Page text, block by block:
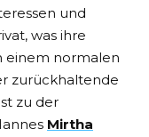
und
was ihre
einem normalen
zurückhaltende
zu der
Mirtha